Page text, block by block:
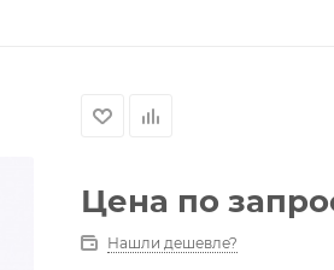
Цена по
Нашли дешевле?